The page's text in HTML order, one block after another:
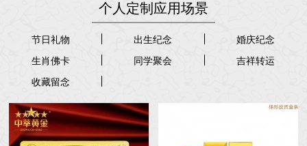
个人定制应用场景
节日礼物 出生纪念
婚庆纪念
生肖佛卡
同学聚会
吉祥转运
收藏留念